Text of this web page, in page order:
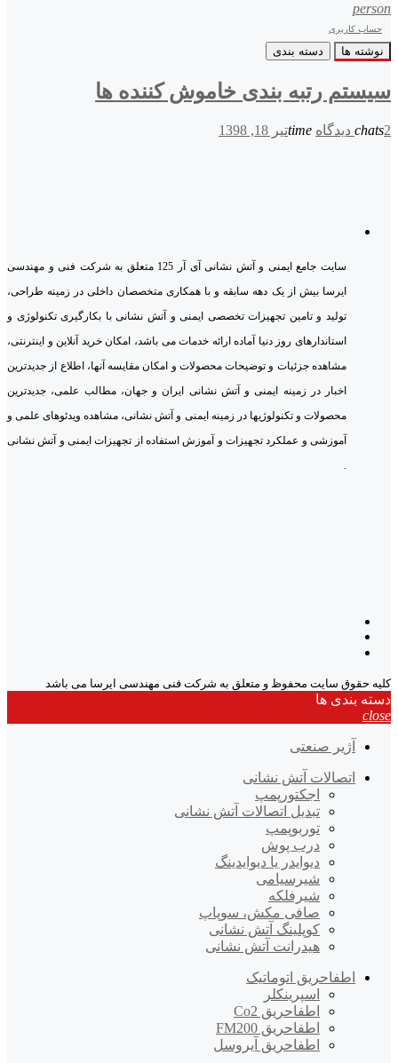
person
حساب کاربری
نوشته ها دسته بندی
سیستم رتبه بندی خاموش کننده ها
chats2 دیدگاه timeتیر 18, 1398
سایت جامع ایمنی و آتش نشانی آی آر 125 متعلق به شرکت فنی و مهندسی
ایرسا بیش از یک دهه سابقه و با همکاری متخصصان داخلی در زمینه طراحی،
تولید و تامین تجهیزات تخصصی ایمنی و آتش نشانی با بکارگیری تکنولوژی و
استاندارهای روز دنیا آماده ارائه خدمات می باشد، امکان خرید آنلاین و اینترنتی،
مشاهده جزئیات و توضیحات محصولات و امکان مقایسه آنها، اطلاع از جدیدترین
اخبار در زمینه ایمنی و آتش نشانی ایران و جهان، مطالب علمی، جدیدترین
محصولات و تکنولوژیها در زمینه ایمنی و آتش نشانی، مشاهده ویدئوهای علمی و
آموزشی و عملکرد تجهیزات و آموزش استفاده از تجهیزات ایمنی و آتش نشانی
.
کلیه حقوق سایت محفوظ و متعلق به شرکت فنی مهندسی ایرسا می باشد
دسته بندی ها
close
آژیر صنعتی
اتصالات آتش نشانی
اجکتورپمپ
تبدیل اتصالات آتش نشانی
توربوپمپ
درب پوش
دیوایدر یا دیوایدینگ
شیرسیامی
شیرفلکه
صافی مکش، سوپاپ
کوپلینگ آتش نشانی
هیدرانت آتش نشانی
اطفاحریق اتوماتیک
اسپرینکلر
اطفاحریق Co2
اطفاحریق FM200
اطفاحریق آیروسل